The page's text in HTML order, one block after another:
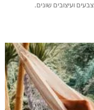
ועיצובים שונים.